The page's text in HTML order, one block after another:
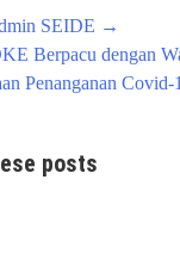
SEIDE →
Berpacu dengan
Penanganan
posts